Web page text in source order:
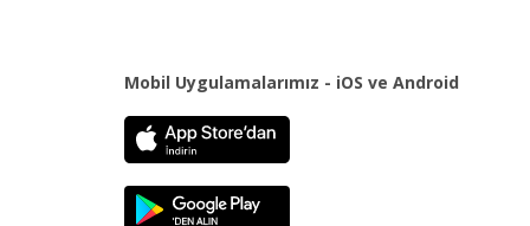
Mobil Uygulamalarımız - iOS ve Android